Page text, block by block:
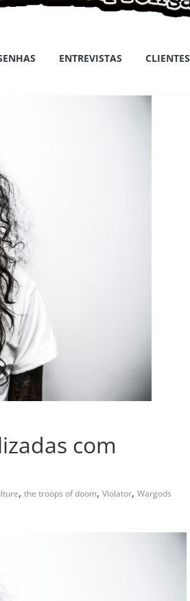
ENTREVISTAS CLIENTES
com
, the troops of doom, Violator, Wargods